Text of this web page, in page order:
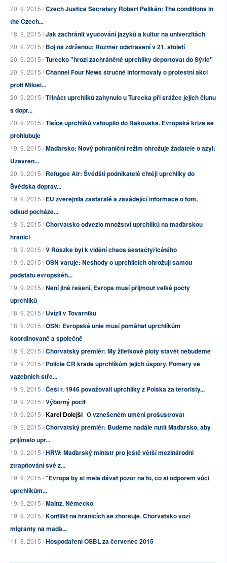
20. 9. 2015 /Czech Justice Secretary Robert Pelikán: The conditions in
the Czech...
18. 9. 2015 /Jak zachránit vyučování jazyků a kultur na univerzitách
20. 9. 2015 /Boj na zdrženou: Rozměr odstrašení v 21. století
20. 9. 2015 /Turecko "hrozí zachráněné uprchlíky deportovat do Sýrie"
20. 9. 2015 /Channel Four News stručně informovaly o protestní akci
proti Miloši...
20. 9. 2015 /Třináct uprchlíků zahynulo u Turecka při srážce jejich člunu
s dopr...
20. 9. 2015 /Tisíce uprchlíků vstoupilo do Rakouska. Evropská krize se
prohlubuje
19. 9. 2015 /Maďarsko: Nový pohraniční režim ohrožuje žadatele o azyl:
Uzavřen...
20. 9. 2015 /Refugee Air: Švédští podnikatelé chtějí uprchlíky do
Švédska doprav...
19. 9. 2015 /EU zveřejnila zastaralé a zavádějící informace o tom,
odkud pocháze...
18. 9. 2015 /Chorvatsko odvezlo množství uprchlíků na maďarskou
hranici
18. 9. 2015 /V Röszke byl k vidění chaos šestačtyřicátého
19. 9. 2015 /OSN varuje: Neshody o uprchlících ohrožují samou
podstatu evropskéh...
19. 9. 2015 /Není jiné řešení, Evropa musí přijmout velké počty
uprchlíků
18. 9. 2015 /Uvízli v Tovarniku
18. 9. 2015 /OSN: Evropská unie musí pomáhat uprchlíkům
koordinovaně a společně
18. 9. 2015 /Chorvatský premiér: My žiletkové ploty stavět nebudeme
19. 9. 2015 /Policie ČR krade uprchlíkům jejich úspory. Poměry ve
vazebních stře...
19. 9. 2015 /Češi r. 1946 považovali uprchlíky z Polska za teroristy...
19. 9. 2015 /Výborný pocit
19. 9. 2015 /Karel Dolejší O vznešeném umění prošustrovat
19. 9. 2015 /Chorvatský premiér: Budeme nadále nutit Maďarsko, aby
přijímalo upr...
19. 9. 2015 /HRW: Maďarský ministr pro ještě větší mezinárodní
ztrapňování své z...
19. 9. 2015 /"Evropa by si měla dávat pozor na to, co si odporem vůči
uprchlíkům...
19. 9. 2015 /Mainz, Německo
19. 9. 2015 /Konflikt na hranicích se zhoršuje. Chorvatsko vozí
migranty na maďa...
11. 8. 2015 /Hospodaření OSBL za červenec 2015